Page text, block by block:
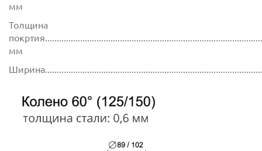
мм
Толщина
мм